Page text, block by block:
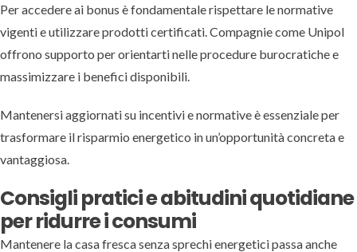
Per accedere ai bonus è fondamentale rispettare le normative
vigenti e utilizzare prodotti certificati. Compagnie come Unipol
offrono supporto per orientarti nelle procedure burocratiche e
massimizzare i benefici disponibili.
Mantenersi aggiornati su incentivi e normative è essenziale per
trasformare il risparmio energetico in un’opportunità concreta e
vantaggiosa.
Consigli pratici e abitudini quotidiane
per ridurre i consumi
Mantenere la casa fresca senza sprechi energetici passa anche